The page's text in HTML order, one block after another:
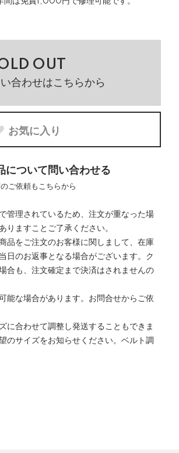
OUT
合わせはこちらから
お気に入り
について問い合わせる
ご依頼もこちらから
管理されているため、注文が重なった場
りますことご了承ください。
品をご注文のお客様に関しまして、在庫
日のお返事となる場合がございます。ク
合も、注文確定まで決済はされませんの
能な場合があります。お問合せからご依
に合わせて調整し発送することもできま
のサイズをお知らせください。 ベルト調